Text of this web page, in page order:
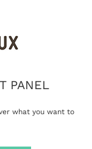
PANEL
what you want to